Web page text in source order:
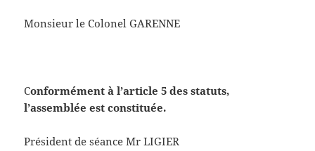
Monsieur le Colonel GARENNE
Conformément à l’article 5 des statuts,
l’assemblée est constituée.
Président de séance Mr LIGIER